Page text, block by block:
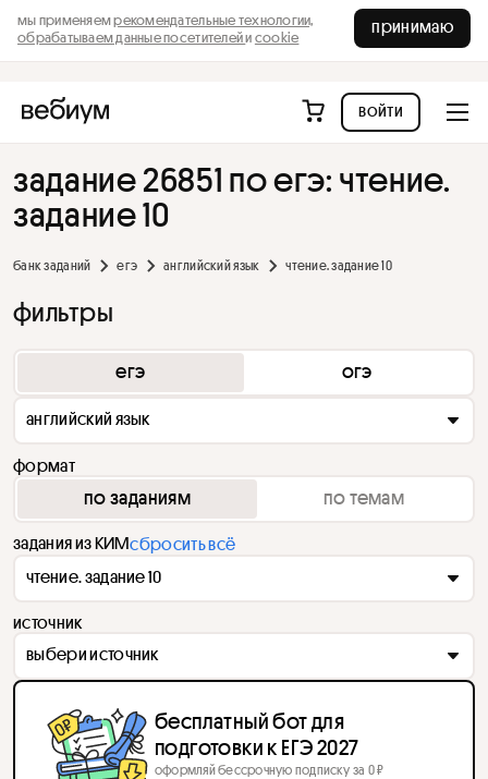
мы применяемрекомендательные технологии,
обрабатываем данные посетителейи cookie
принимаю
войти
задание 26851 по егэ: чтение.
задание 10
банк заданий егэ английский язык чтение. задание 10
фильтры
егэ огэ
английский язык
формат
по заданиям по темам
задания из КИМсбросить всё
чтение. задание 10
источник
выбери источник
бесплатный бот для
подготовки к ЕГЭ 2027
оформляй бессрочную подписку за 0 ₽